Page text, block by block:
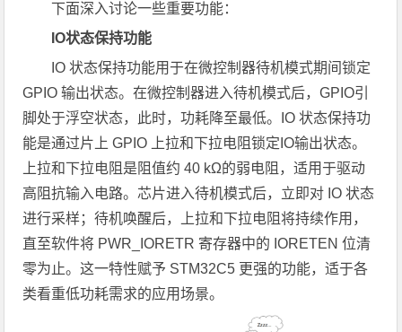
下面深入讨论一些重要功能：
IO状态保持功能
IO 状态保持功能用于在微控制器待机模式期间锁定
GPIO 输出状态。在微控制器进入待机模式后，GPIO引
脚处于浮空状态，此时，功耗降至最低。IO 状态保持功
能是通过片上 GPIO 上拉和下拉电阻锁定IO输出状态。
上拉和下拉电阻是阻值约 40 kΩ的弱电阻，适用于驱动
高阻抗输入电路。芯片进入待机模式后，立即对 IO 状态
进行采样；待机唤醒后，上拉和下拉电阻将持续作用，
直至软件将 PWR_IORETR 寄存器中的 IORETEN 位清
零为止。这一特性赋予 STM32C5 更强的功能，适于各
类看重低功耗需求的应用场景。